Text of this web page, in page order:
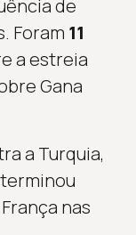
de
Foram 11
a estreia
Gana
a Turquia,
nas